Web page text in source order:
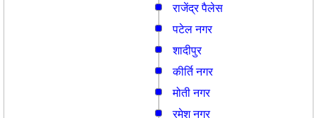
राजेंद्र पैलेस
पटेल नगर
शादीपुर
कीर्ति नगर
मोती नगर
रमेश नगर